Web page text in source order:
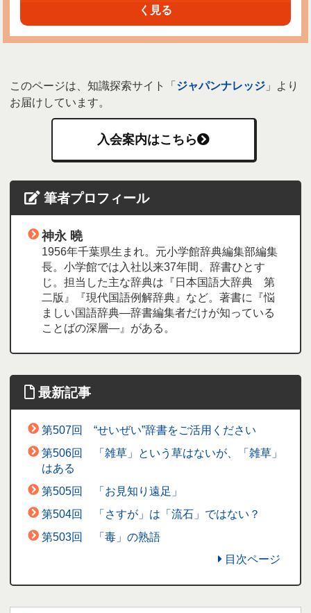
く見る
このページは、知識探索サイト「 ジャパンナレッジ 」より
お届けしています。
入会案内はこちら
筆者プロフィール
神永 曉
1956年千葉県生まれ。元小学館辞典編集部編集
長。小学館では入社以来37年間、辞書ひとす
じ。担当した主な辞典は『日本国語大辞典 第
二版』『現代国語例解辞典』など。著書に『悩
ましい国語辞典―辞書編集者だけが知っている
ことばの深層―』がある。
最新記事
第507回 “せいぜい”辞書をご活用ください
第506回 「雑草」という草はないが、「雑草」
はある
第505回 「お見知り遠足」
第504回 「さすが」は「流石」ではない？
第503回 「毒」の熟語
目次ページ